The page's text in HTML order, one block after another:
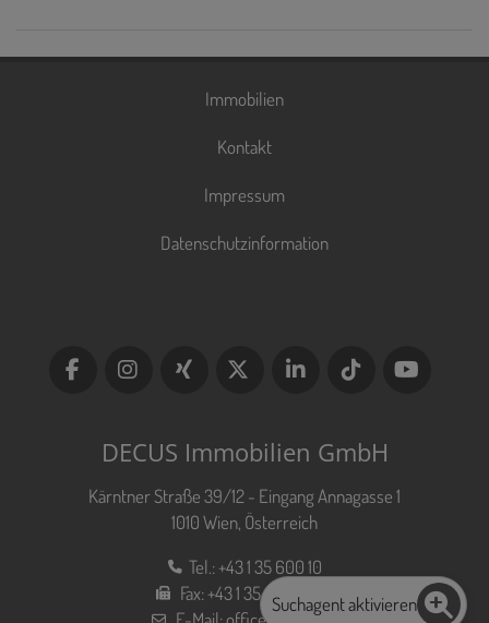
Immobilien
Kontakt
Impressum
Datenschutzinformation
DECUS Immobilien GmbH
Kärntner Straße 39/12 - Eingang Annagasse 1
1010 Wien, Österreich
Tel.:+43 1 35 600 10
Fax:+43 1 35 600 10 80Suchagent aktivieren